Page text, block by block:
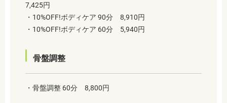
7,425円
・10%OFF!ボディケア 90分 8,910円
・10%OFF!ボディケア 60分 5,940円
骨盤調整
・骨盤調整 60分 8,800円